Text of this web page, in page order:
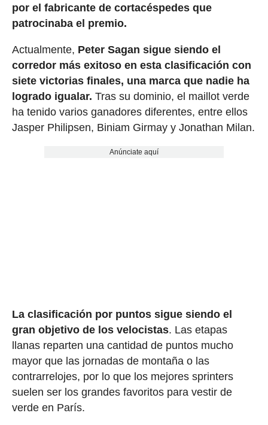
por el fabricante de cortacéspedes que
patrocinaba el premio.
Actualmente, Peter Sagan sigue siendo el
corredor más exitoso en esta clasificación con
siete victorias finales, una marca que nadie ha
logrado igualar. Tras su dominio, el maillot verde
ha tenido varios ganadores diferentes, entre ellos
Jasper Philipsen, Biniam Girmay y Jonathan Milan.
Anúnciate aquí
La clasificación por puntos sigue siendo el
gran objetivo de los velocistas. Las etapas
llanas reparten una cantidad de puntos mucho
mayor que las jornadas de montaña o las
contrarrelojes, por lo que los mejores sprinters
suelen ser los grandes favoritos para vestir de
verde en París.